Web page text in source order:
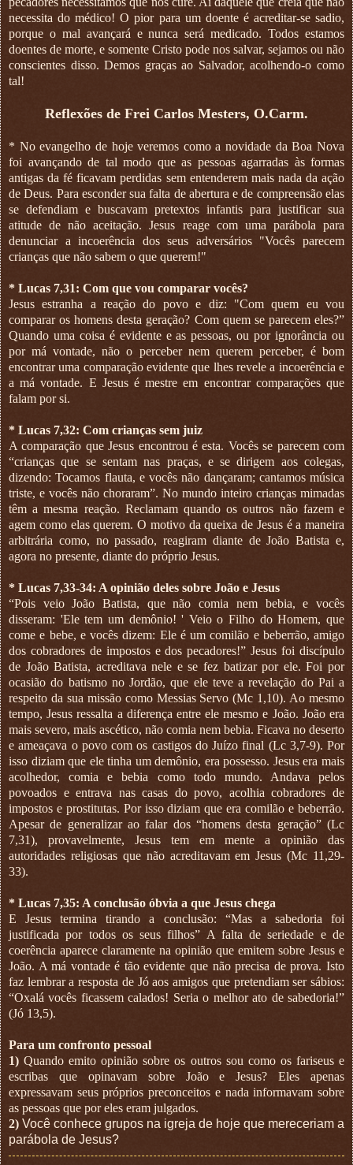
necessita do médico! O pior para um doente é acreditar-se sadio,
porque o mal avançará e nunca será medicado. Todos estamos
doentes de morte, e somente Cristo pode nos salvar, sejamos ou não
conscientes disso. Demos graças ao Salvador, acolhendo-o como
tal!
Reflexões de Frei Carlos Mesters, O.Carm.
* No evangelho de hoje veremos como a novidade da Boa Nova
foi avançando de tal modo que as pessoas agarradas às formas
antigas da fé ficavam perdidas sem entenderem mais nada da ação
de Deus. Para esconder sua falta de abertura e de compreensão elas
se defendiam e buscavam pretextos infantis para justificar sua
atitude de não aceitação. Jesus reage com uma parábola para
denunciar a incoerência dos seus adversários "Vocês parecem
crianças que não sabem o que querem!"
* Lucas 7,31: Com que vou comparar vocês?
Jesus estranha a reação do povo e diz: "Com quem eu vou
comparar os homens desta geração? Com quem se parecem eles?”
Quando uma coisa é evidente e as pessoas, ou por ignorância ou
por má vontade, não o perceber nem querem perceber, é bom
encontrar uma comparação evidente que lhes revele a incoerência e
a má vontade. E Jesus é mestre em encontrar comparações que
falam por si.
* Lucas 7,32: Com crianças sem juiz
A comparação que Jesus encontrou é esta. Vocês se parecem com
“crianças que se sentam nas praças, e se dirigem aos colegas,
dizendo: Tocamos flauta, e vocês não dançaram; cantamos música
triste, e vocês não choraram”. No mundo inteiro crianças mimadas
têm a mesma reação. Reclamam quando os outros não fazem e
agem como elas querem. O motivo da queixa de Jesus é a maneira
arbitrária como, no passado, reagiram diante de João Batista e,
agora no presente, diante do próprio Jesus.
* Lucas 7,33-34: A opinião deles sobre João e Jesus
“Pois veio João Batista, que não comia nem bebia, e vocês
disseram: 'Ele tem um demônio! ' Veio o Filho do Homem, que
come e bebe, e vocês dizem: Ele é um comilão e beberrão, amigo
dos cobradores de impostos e dos pecadores!” Jesus foi discípulo
de João Batista, acreditava nele e se fez batizar por ele. Foi por
ocasião do batismo no Jordão, que ele teve a revelação do Pai a
respeito da sua missão como Messias Servo (Mc 1,10). Ao mesmo
tempo, Jesus ressalta a diferença entre ele mesmo e João. João era
mais severo, mais ascético, não comia nem bebia. Ficava no deserto
e ameaçava o povo com os castigos do Juízo final (Lc 3,7-9). Por
isso diziam que ele tinha um demônio, era possesso. Jesus era mais
acolhedor, comia e bebia como todo mundo. Andava pelos
povoados e entrava nas casas do povo, acolhia cobradores de
impostos e prostitutas. Por isso diziam que era comilão e beberrão.
Apesar de generalizar ao falar dos “homens desta geração” (Lc
7,31), provavelmente, Jesus tem em mente a opinião das
autoridades religiosas que não acreditavam em Jesus (Mc 11,29-
33).
* Lucas 7,35: A conclusão óbvia a que Jesus chega
E Jesus termina tirando a conclusão: “Mas a sabedoria foi
justificada por todos os seus filhos” A falta de seriedade e de
coerência aparece claramente na opinião que emitem sobre Jesus e
João. A má vontade é tão evidente que não precisa de prova. Isto
faz lembrar a resposta de Jó aos amigos que pretendiam ser sábios:
“Oxalá vocês ficassem calados! Seria o melhor ato de sabedoria!”
(Jó 13,5).
Para um confronto pessoal
1) Quando emito opinião sobre os outros sou como os fariseus e
escribas que opinavam sobre João e Jesus? Eles apenas
expressavam seus próprios preconceitos e nada informavam sobre
as pessoas que por eles eram julgados.
2) Você conhece grupos na igreja de hoje que mereceriam a
parábola de Jesus?